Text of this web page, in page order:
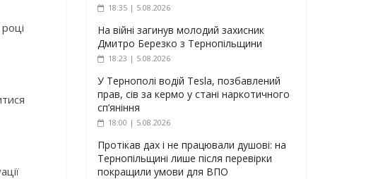
18:35 | 5.08.2026
На війні загинув молодий захисник
Дмитро Березко з Тернопільщини
18:23 | 5.08.2026
У Тернополі водій Tesla, позбавлений
прав, сів за кермо у стані наркотичного
сп’яніння
18:00 | 5.08.2026
Протікав дах і не працювали душові: на
Тернопільщині лише після перевірки
покращили умови для ВПО